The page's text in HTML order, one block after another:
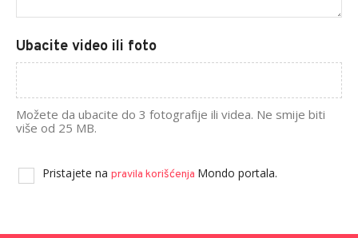
Ubacite video ili foto
Možete da ubacite do 3 fotografije ili videa. Ne smije biti
više od 25 MB.
Pristajete na pravila korišćenja Mondo portala.